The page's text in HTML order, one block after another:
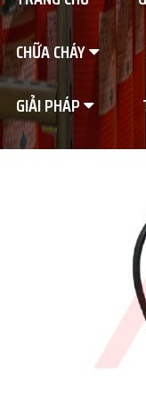
CHỮA CHÁY
GIẢI PHÁP